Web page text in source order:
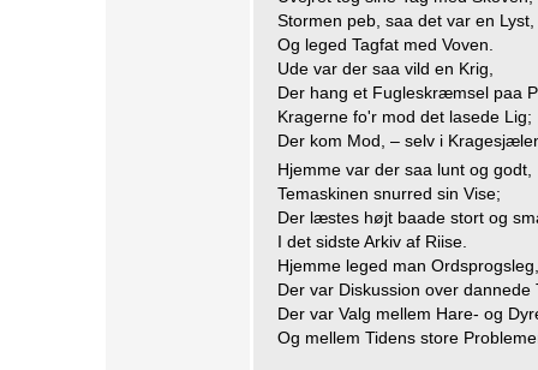
Stormen peb, saa det var en Lyst,
Og leged Tagfat med Voven.
Ude var der saa vild en Krig,
Der hang et Fugleskræmsel paa
Kragerne fo'r mod det lasede Lig;
Der kom Mod, – selv i
Hjemme var der saa lunt og godt,
Temaskinen snurred sin Vise;
Der læstes højt baade stort og
I det sidste Arkiv af Riise.
Hjemme leged man Ordsprogsleg,
Der var Diskussion over dannede
Der var Valg mellem Hare- og
Og mellem Tidens store